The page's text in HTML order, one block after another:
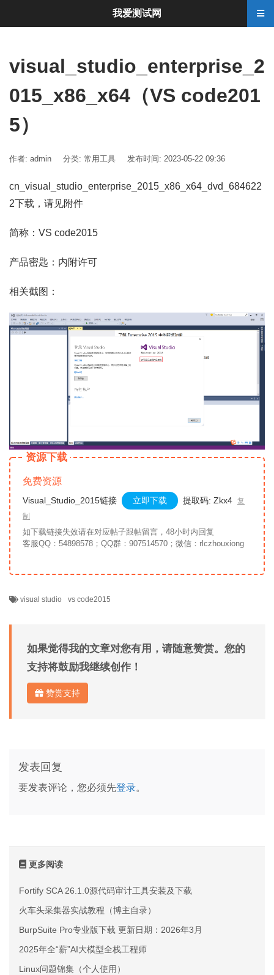
visual_studio_enterprise_2
015_x86_x64（VS code201
5）
作者: admin 分类: 常用工具 发布时间: 2023-05-22 09:36
cn_visual_studio_enterprise_2015_x86_x64_dvd_684622
2下载，请见附件
简称：VS code2015
产品密匙：内附许可
相关截图：
资源下载
免费资源
Visual_Studio_2015链接 立即下载 提取码: Zkx4 复
制
如下载链接失效请在对应帖子跟帖留言，48小时内回复
客服QQ：54898578；QQ群：907514570；微信：rlczhouxiong
visual studio vs code2015
如果觉得我的文章对您有用，请随意赞赏。您的
支持将鼓励我继续创作！
赞赏支持
发表回复
要发表评论，您必须先登录。
更多阅读
Fortify SCA 26.1.0源代码审计工具安装及下载
火车头采集器实战教程（博主自录）
BurpSuite Pro专业版下载 更新日期：2026年3月
2025年全“薪”AI大模型全栈工程师
Linux问题锦集（个人使用）
我爱测试网